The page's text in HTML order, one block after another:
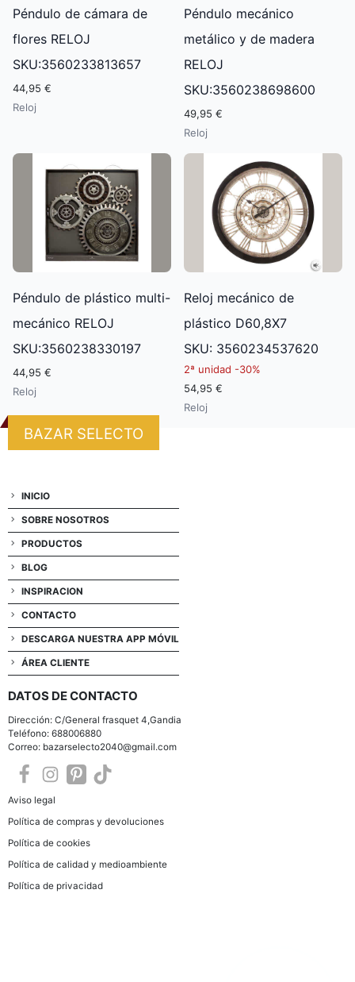
Péndulo de cámara de
flores RELOJ
SKU:3560233813657
44,95 €
Reloj
Péndulo mecánico
metálico y de madera
RELOJ
SKU:3560238698600
49,95 €
Reloj
Péndulo de plástico multi-
mecánico RELOJ
SKU:3560238330197
44,95 €
Reloj
Reloj mecánico de
plástico D60,8X7
SKU: 3560234537620
2ª unidad -30%
54,95 €
Reloj
BAZAR SELECTO
INICIO
SOBRE NOSOTROS
PRODUCTOS
BLOG
INSPIRACION
CONTACTO
DESCARGA NUESTRA APP MÓVIL
ÁREA CLIENTE
DATOS DE CONTACTO
Dirección: C/General frasquet 4,Gandia
Teléfono: 688006880
Correo: bazarselecto2040@gmail.com
Aviso legal
Política de compras y devoluciones
Política de cookies
Política de calidad y medioambiente
Política de privacidad